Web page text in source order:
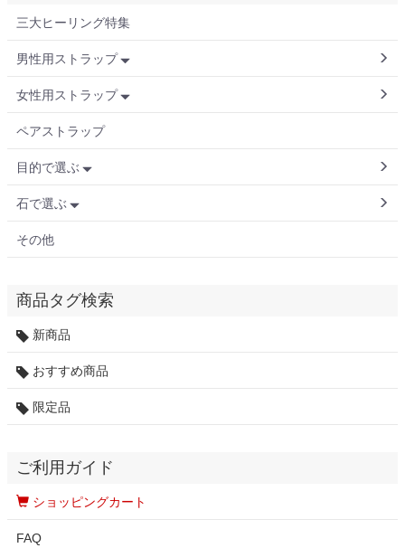
三大ヒーリング特集
男性用ストラップ
女性用ストラップ
ペアストラップ
目的で選ぶ
石で選ぶ
その他
商品タグ検索
新商品
おすすめ商品
限定品
ご利用ガイド
ショッピングカート
FAQ